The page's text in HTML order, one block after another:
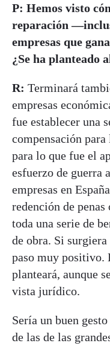
P: Hemos visto
reparación
empresas que
¿Se ha planteado
R: Terminará
empresas
fue establecer una
compensación
para lo que fue el
esfuerzo de guerra
empresas en
redención de
toda una serie de
de obra. Si
paso muy positivo.
planteará, aunque
vista jurídico.
Sería un buen
de las de las